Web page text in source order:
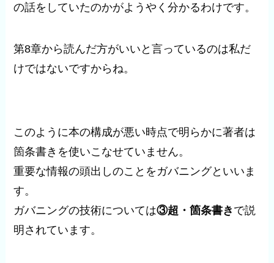
の話をしていたのかがようやく分かるわけです。
第8章から読んだ方がいいと言っているのは私だ
けではないですからね。
このように本の構成が悪い時点で明らかに著者は
箇条書きを使いこなせていません。
重要な情報の頭出しのことをガバニングといいま
す。
ガバニングの技術については③超・箇条書き で説
明されています。